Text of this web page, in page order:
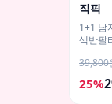
직픽
1+1 남
색반팔
39,800
25%